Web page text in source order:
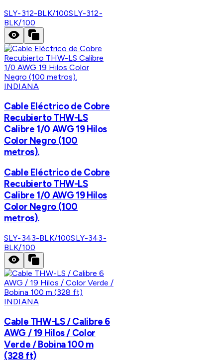
SLY-312-BLK/100SLY-312-
BLK/100
INDIANA
Cable Eléctrico de Cobre
Recubierto THW-LS
Calibre 1/0 AWG 19 Hilos
Color Negro (100
metros).
Cable Eléctrico de Cobre
Recubierto THW-LS
Calibre 1/0 AWG 19 Hilos
Color Negro (100
metros).
SLY-343-BLK/100SLY-343-
BLK/100
INDIANA
Cable THW-LS / Calibre 6
AWG / 19 Hilos / Color
Verde / Bobina 100 m
(328 ft)